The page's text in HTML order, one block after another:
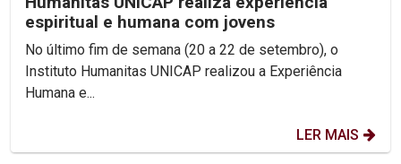
espiritual e humana com jovens
No último fim de semana (20 a 22 de setembro), o
Instituto Humanitas UNICAP realizou a Experiência
Humana e...
LER MAIS